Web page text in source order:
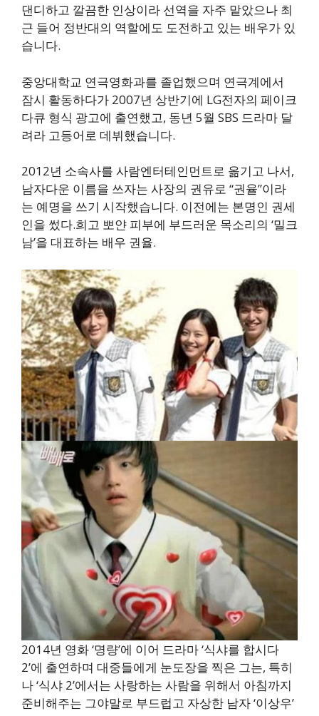
댄디하고 깔끔한 인상이라 선역을 자주 맡았으나 최
근 들어 정반대의 역할에도 도전하고 있는 배우가 있
습니다.
중앙대학교 연극영화과를 졸업했으며 연극계에서
잠시 활동하다가 2007년 상반기에 LG전자의 페이크
다큐 형식 광고에 출연했고, 동년 5월 SBS 드라마 달
려라 고등어로 데뷔했습니다.
2012년 소속사를 사람엔터테인먼트로 옮기고 나서,
남자다운 이름을 쓰자는 사장의 권유로 “권율”이라
는 예명을 쓰기 시작했습니다. 이전에는 본명인 권세
인을 썼다.희고 뽀얀 피부에 부드러운 목소리의 ‘밀크
남’을 대표하는 배우 권율.
2014년 영화 ‘명량’에 이어 드라마 ‘식샤를 합시다
2’에 출연하며 대중들에게 눈도장을 찍은 그는, 특히
나 ‘식샤 2’에서는 사랑하는 사람을 위해서 아침까지
준비해주는 그야말로 부드럽고 자상한 남자 ‘이상우’